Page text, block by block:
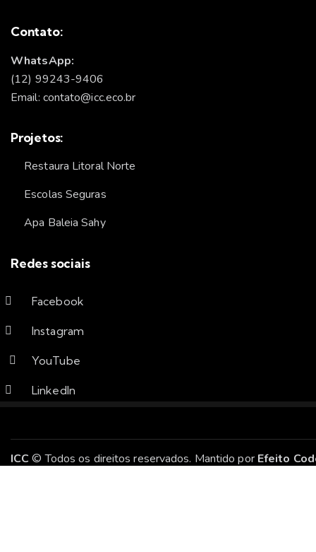
Contato:
WhatsApp:
(12) 99243-9406
Email: contato@icc.eco.br
Projetos:
Restaura Litoral Norte
Escolas Seguras
Apa Baleia Sahy
Redes sociais
Facebook
Instagram
YouTube
LinkedIn
ICC© Todos os direitos reservados. Mantido por Efeito